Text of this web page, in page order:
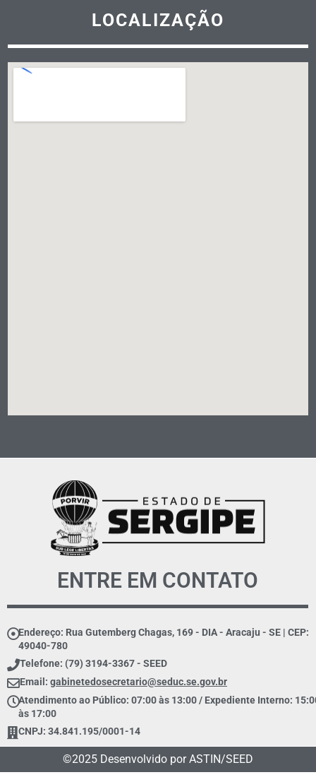
LOCALIZAÇÃO
ENTRE EM CONTATO
Endereço: Rua Gutemberg Chagas, 169 - DIA - Aracaju - SE | CEP:
49040-780
Telefone: (79) 3194-3367 - SEED
Email: gabinetedosecretario@seduc.se.gov.br
Atendimento ao Público: 07:00 às 13:00 / Expediente Interno:
às 17:00
CNPJ: 34.841.195/0001-14
©2025 Desenvolvido por ASTIN/SEED